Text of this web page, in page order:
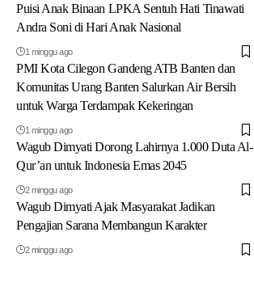
Puisi Anak Binaan LPKA Sentuh Hati Tinawati
Andra Soni di Hari Anak Nasional
1 minggu ago
PMI Kota Cilegon Gandeng ATB Banten dan
Komunitas Urang Banten Salurkan Air Bersih
untuk Warga Terdampak Kekeringan
1 minggu ago
Wagub Dimyati Dorong Lahirnya 1.000 Duta Al-
Qur’an untuk Indonesia Emas 2045
2 minggu ago
Wagub Dimyati Ajak Masyarakat Jadikan
Pengajian Sarana Membangun Karakter
2 minggu ago